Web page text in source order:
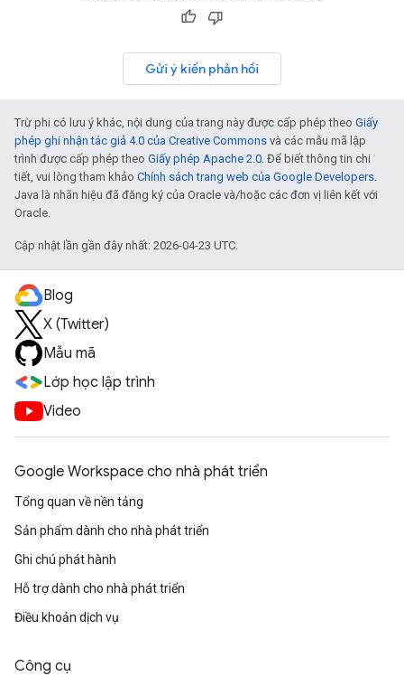
Gửi ý kiến phản hồi
Trừ phi có lưu ý khác, nội dung của trang này được cấp phép theo Giấy
phép ghi nhận tác giả 4.0 của Creative Commons và các mẫu mã lập
trình được cấp phép theo Giấy phép Apache 2.0. Để biết thông tin chi
tiết, vui lòng tham khảo Chính sách trang web của Google Developers.
Java là nhãn hiệu đã đăng ký của Oracle và/hoặc các đơn vị liên kết với
Oracle.
Cập nhật lần gần đây nhất: 2026-04-23 UTC.
Blog
X (Twitter)
Mẫu mã
Lớp học lập trình
Video
Google Workspace cho nhà phát triển
Tổng quan về nền tảng
Sản phẩm dành cho nhà phát triển
Ghi chú phát hành
Hỗ trợ dành cho nhà phát triển
Điều khoản dịch vụ
Công cụ